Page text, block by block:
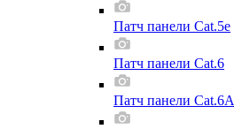
Патч панели Cat.5e
Патч панели Cat.6
Патч панели Cat.6A